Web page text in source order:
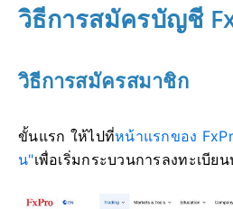
วิธีการสมัครบัญชี
วิธีการสมัครสมาชิก
ขั้นแรก ให้ไปที่หน้าแรกของ
น"เพื่อเริ่มกระบวนการลงทะเบีย